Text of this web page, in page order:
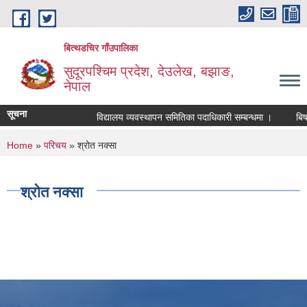
Skip to main content
बित्थडचिर गाँउपालिका
सुदूरपश्चिम प्रदेश, देउलेख, बझाङ,
नेपाल
सूचना विद्यालय व्यवस्थापन समितिका पदाधिकारी सम्बन्धमा ।
You are here
Home » परिचय » श्रोत नक्सा
श्रोत नक्सा